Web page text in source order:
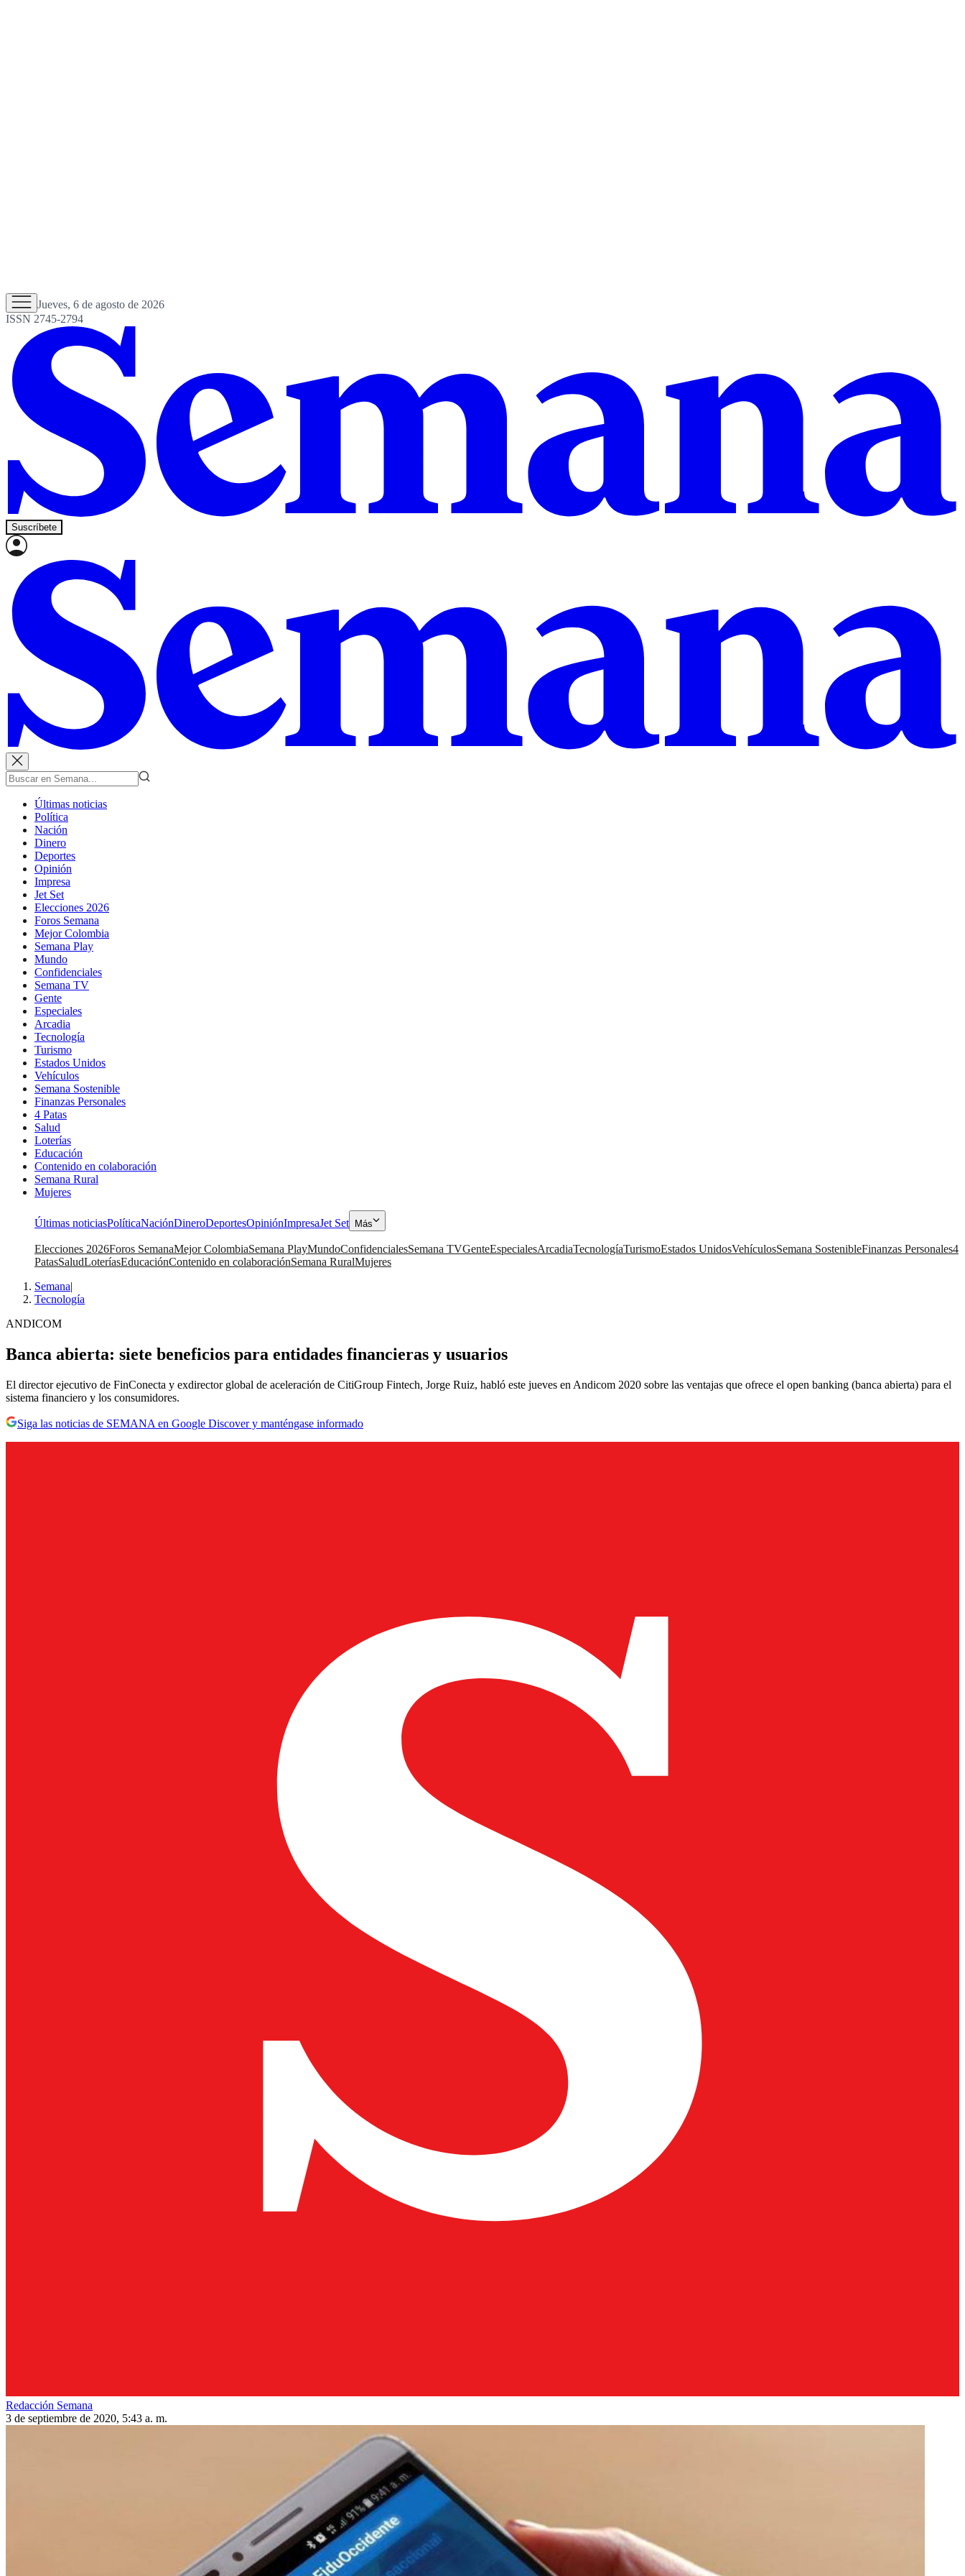
Jueves, 6 de agosto de 2026
ISSN 2745-2794
Suscríbete
Últimas noticias
Política
Nación
Dinero
Deportes
Opinión
Impresa
Jet Set
Elecciones 2026
Foros Semana
Mejor Colombia
Semana Play
Mundo
Confidenciales
Semana TV
Gente
Especiales
Arcadia
Tecnología
Turismo
Estados Unidos
Vehículos
Semana Sostenible
Finanzas Personales
4 Patas
Salud
Loterías
Educación
Contenido en colaboración
Semana Rural
Mujeres
Últimas noticiasPolíticaNaciónDineroDeportesOpiniónImpresaJet Set Más
Elecciones 2026Foros SemanaMejor ColombiaSemana PlayMundoConfidencialesSemana TVGenteEspecialesArcadiaTecnologíaTurismoEstados UnidosVehículosSemana SostenibleFinanzas Personales4
PatasSaludLoteríasEducaciónContenido en colaboraciónSemana RuralMujeres
Semana|
Tecnología
ANDICOM
Banca abierta: siete beneficios para entidades financieras y usuarios
El director ejecutivo de FinConecta y exdirector global de aceleración de CitiGroup Fintech, Jorge Ruiz, habló este jueves en Andicom 2020 sobre las ventajas que ofrece el open banking (banca abierta) para el
sistema financiero y los consumidores.
Siga las noticias de SEMANA en Google Discover y manténgase informado
Redacción Semana
3 de septiembre de 2020, 5:43 a. m.